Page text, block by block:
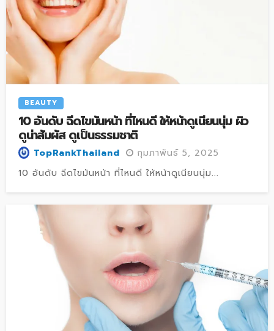
BEAUTY
10 อันดับ ฉีดไขมันหน้า ที่ไหนดี ให้หน้าดูเนียนนุ่ม ผิว
ดูน่าสัมผัส ดูเป็นธรรมชาติ
TopRankThailand
กุมภาพันธ์ 5, 2025
10 อันดับ ฉีดไขมันหน้า ที่ไหนดี ให้หน้าดูเนียนนุ่ม...